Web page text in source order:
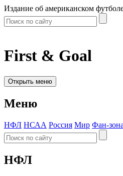
Издание об американском
First & Goal
Открыть меню
Меню
НФЛ НСАА Россия Мир Фан-зона
НФЛ